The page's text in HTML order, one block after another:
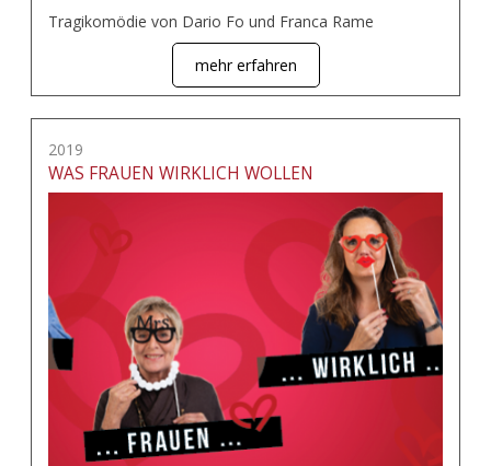
Tragikomödie von Dario Fo und Franca Rame
mehr erfahren
2019
WAS FRAUEN WIRKLICH WOLLEN